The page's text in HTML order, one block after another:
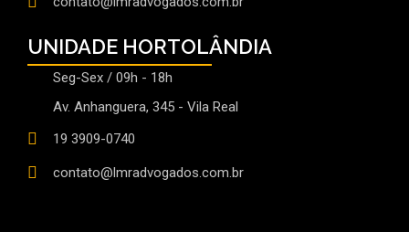
UNIDADE HORTOLÂNDIA
Seg-Sex / 09h - 18h
Av. Anhanguera, 345 - Vila Real
19 3909-0740
contato@lmradvogados.com.br